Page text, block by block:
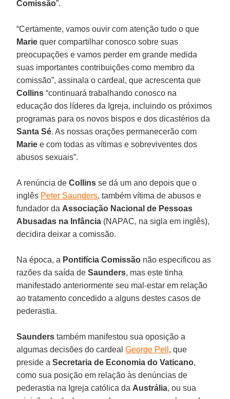
Comissão”.
“Certamente, vamos ouvir com atenção tudo o que
Marie quer compartilhar conosco sobre suas
preocupações e vamos perder em grande medida
suas importantes contribuições como membro da
comissão”, assinala o cardeal, que acrescenta que
Collins “continuará trabalhando conosco na
educação dos líderes da Igreja, incluindo os próximos
programas para os novos bispos e dos dicastérios da
Santa Sé. As nossas orações permanecerão com
Marie e com todas as vítimas e sobreviventes dos
abusos sexuais”.
A renúncia deCollins se dá um ano depois que o
inglês Peter Saunders, também vítima de abusos e
fundador da Associação Nacional de Pessoas
Abusadas na Infância (NAPAC, na sigla em inglês),
decidira deixar a comissão.
Na época, a Pontifícia Comissão não especificou as
razões da saída deSaunders, mas este tinha
manifestado anteriormente seu mal-estar em relação
ao tratamento concedido a alguns destes casos de
pederastia.
Saunders também manifestou sua oposição a
algumas decisões do cardealGeorge Pell , que
preside aSecretaria de Economia do Vaticano,
como sua posição em relação às denúncias de
pederastia na Igreja católica da Austrália, ou sua